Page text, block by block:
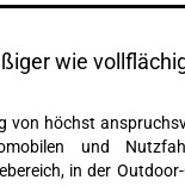
wie
von höchst
und
in der